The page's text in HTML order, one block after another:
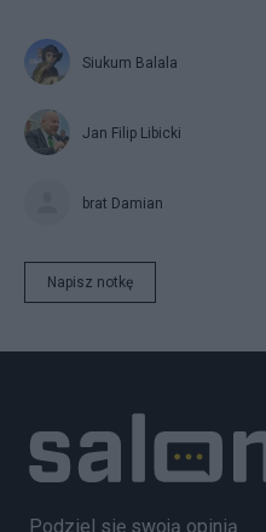
Siukum Balala
Jan Filip Libicki
brat Damian
Napisz notkę
Podziel się swoją opinią